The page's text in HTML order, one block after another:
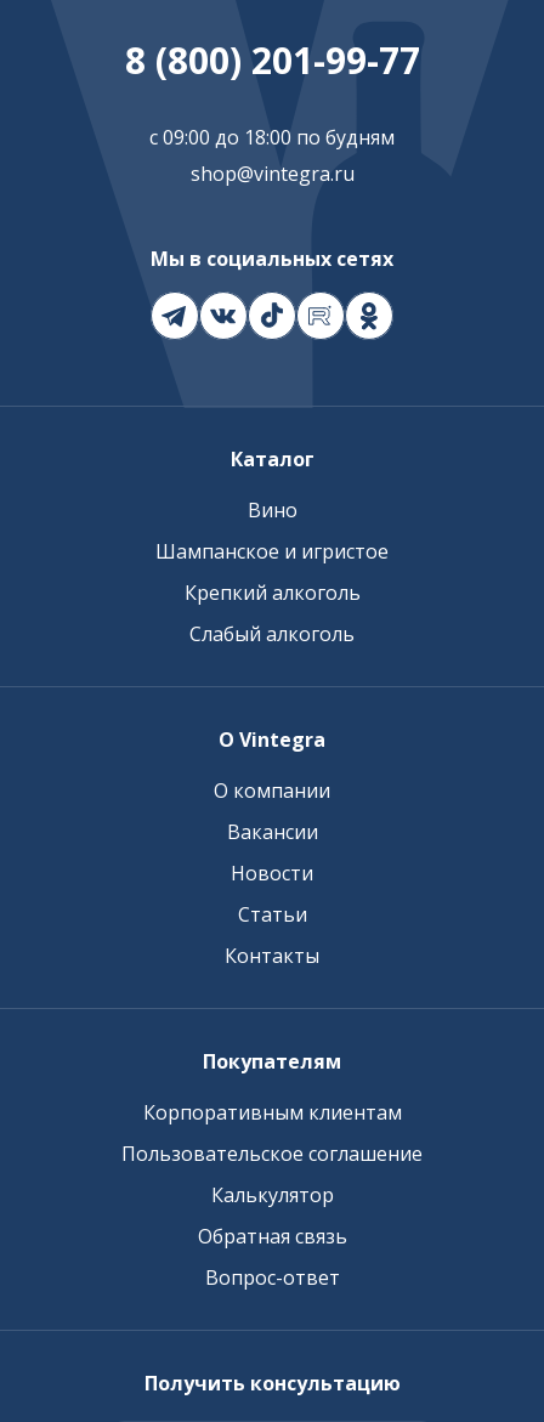
8 (800) 201-99-77
с 09:00 до 18:00 по будням
shop@vintegra.ru
Мы в социальных сетях
Каталог
Вино
Шампанское и игристое
Крепкий алкоголь
Слабый алкоголь
О Vintegra
О компании
Вакансии
Новости
Статьи
Контакты
Покупателям
Корпоративным клиентам
Пользовательское соглашение
Калькулятор
Обратная связь
Вопрос-ответ
Получить консультацию